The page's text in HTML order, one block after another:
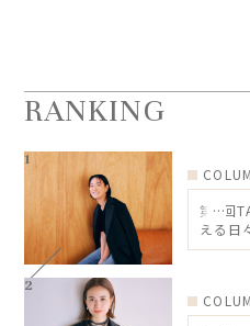
RANKING
第6回
える日